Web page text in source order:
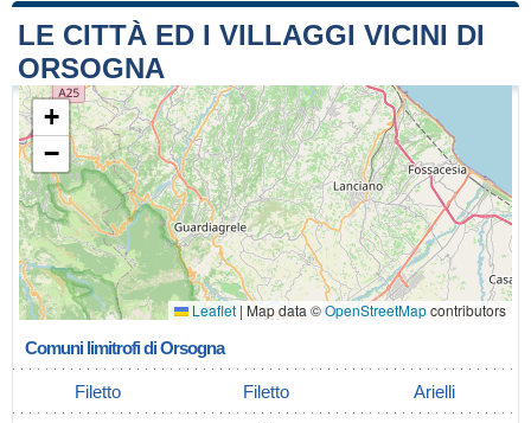
LE CITTÀ ED I VILLAGGI VICINI DI
ORSOGNA
+
−
Leaflet | Map data ©OpenStreetMapcontributors
Comuni limitrofi di Orsogna
Filetto Filetto Arielli